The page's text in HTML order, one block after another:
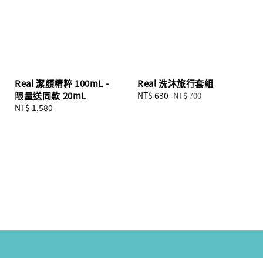
Real 潔顏精粹 100mL -
限量送同款 20mL
Regular
NT$ 1,580
Real 洗沐旅行套組
Sale
NT$ 630 Regular
NT$ 700